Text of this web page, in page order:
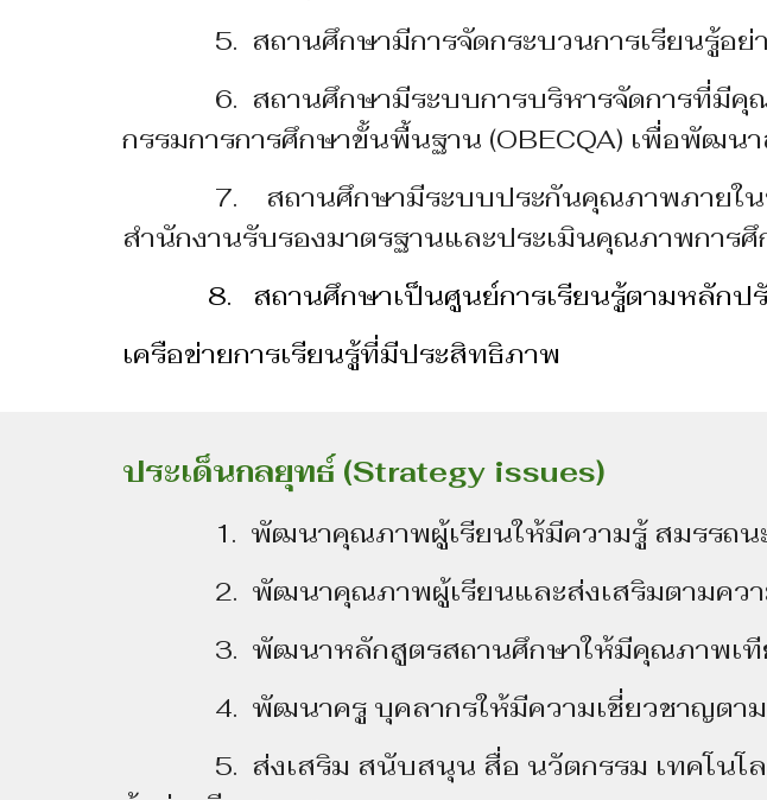
5. สถานศึกษามีการจัดกระบวนการเรียนรู้อย่
6. สถานศึกษามีระบบการบริหารจัดการที่มีคุณ
กรรมการการศึกษาขั้นพื้นฐาน (OBECQA) เพื่อพัฒน
7. สถานศึกษามีระบบประกันคุณภาพภายในที่
สํานักงานรับรองมาตรฐานและประเมินคุณภาพการศึ
8. สถานศึกษาเป็นศูนย์การเรียนรู้ตามหลักป
เครือข่ายการเรียนรู้ที่มีประสิทธิภาพ
ประเด็นกลยุทธ์ (Strategy issues)
1. พัฒนาคุณภาพผู้เรียนให้มีความรู้ สมรรถนะ
2. พัฒนาคุณภาพผู้เรียนและส่งเสริมตามความ
3. พัฒนาหลักสูตรสถานศึกษาให้มีคุณภาพเทีย
4. พัฒนาครู บุคลากรให้มีความเชี่ยวชาญตามม
5. ส่งเสริม สนับสนุน สื่อ นวัตกรรม เทคโนโลยี